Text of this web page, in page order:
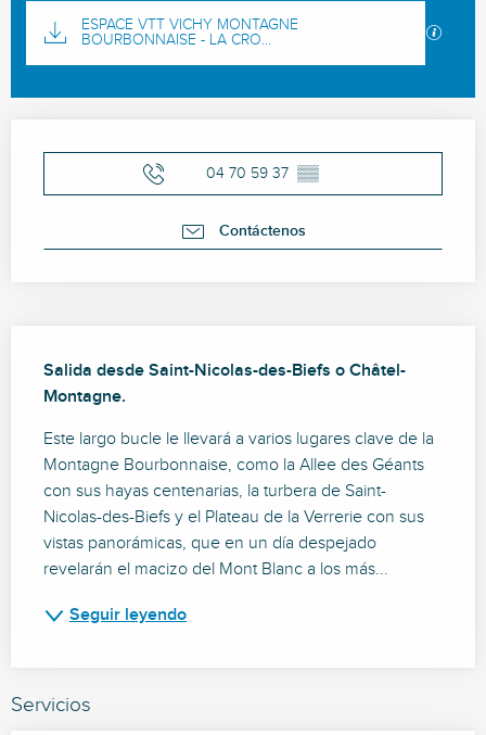
Documentación
ESPACE VTT VICHY MONTAGNE
BOURBONNAISE - LA CRO...
Los
Horarios y datos de contacto
04 70 59 37 ▒▒
Contáctenos
Salida desde Saint-Nicolas-des-Biefs o Châtel-
Montagne.
Este largo bucle le llevará a varios lugares clave de la
Montagne Bourbonnaise, como la Allee des Géants
con sus hayas centenarias, la turbera de Saint-
Nicolas-des-Biefs y el Plateau de la Verrerie con sus
vistas panorámicas, que en un día despejado
revelarán el macizo del Mont Blanc a los más...
Seguir leyendo
Servicios